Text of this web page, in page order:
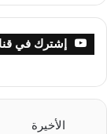
إشترك في
الأخيرة